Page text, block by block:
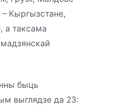
– Кыргызстане,
а таксама
быць
выглядзе да 23: